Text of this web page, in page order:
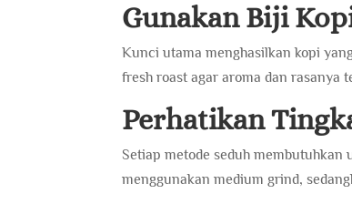
Gunakan Biji
Kunci utama menghasilkan kopi
fresh roast agar aroma dan rasanya
Perhatikan
Setiap metode seduh
menggunakan medium grind,